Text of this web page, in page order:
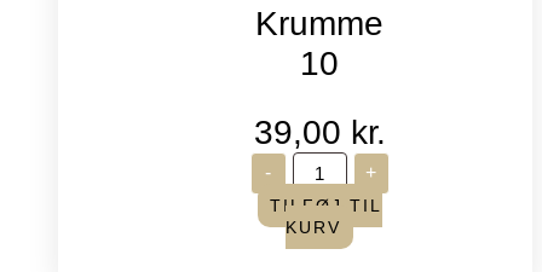
Krumme
10
39,00 kr.
-
John
James
-
Perlenåle
Krumme
+
TILFØJ TIL
KURV